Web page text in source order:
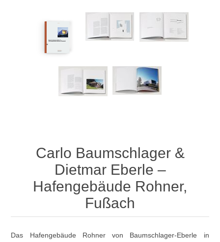
Carlo Baumschlager &
Dietmar Eberle –
Hafengebäude Rohner,
Fußach
Das Hafengebäude Rohner von Baumschlager-Eberle in